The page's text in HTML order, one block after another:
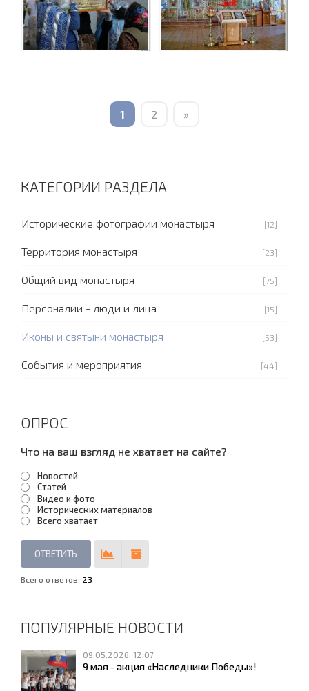
1 2 »
КАТЕГОРИИ РАЗДЕЛА
Исторические фотографии монастыря [12]
Территория монастыря [23]
Общий вид монастыря [75]
Персоналии - люди и лица [15]
Иконы и святыни монастыря [53]
События и мероприятия [44]
ОПРОС
Что на ваш взгляд не хватает на сайте?
Новостей
Статей
Видео и фото
Исторических материалов
Всего хватает
Всего ответов: 23
ПОПУЛЯРНЫЕ НОВОСТИ
09.05.2026, 12:07
9 мая - акция «Наследники Победы»!